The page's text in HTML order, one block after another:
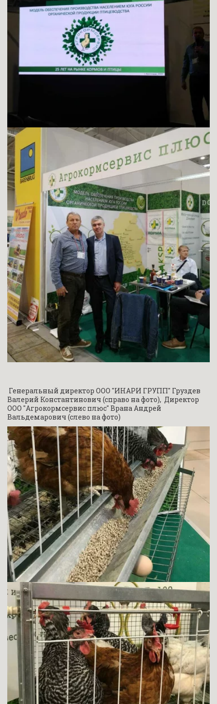
Валерий Константинович (справо на фото),  Директор
ООО "Агрокормсервис плюс" Врана Андрей
Вальдемарович (слево на фото)